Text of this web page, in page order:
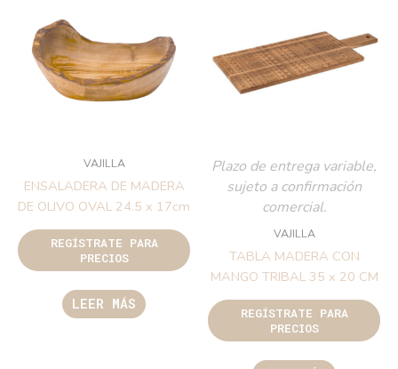
VAJILLA
ENSALADERA DE MADERA
DE OLIVO OVAL 24.5 x 17cm
REGÍSTRATE PARA
PRECIOS
LEER MÁS
Plazo de entrega variable,
sujeto a confirmación
comercial.
VAJILLA
TABLA MADERA CON
MANGO TRIBAL 35 x 20 CM
REGÍSTRATE PARA
PRECIOS